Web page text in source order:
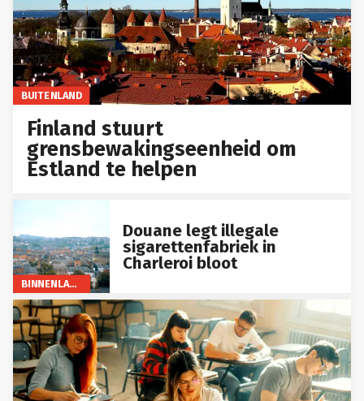
BUITENLAND
Finland stuurt
grensbewakingseenheid om
Estland te helpen
BINNENLAND
Douane legt illegale
sigarettenfabriek in
Charleroi bloot